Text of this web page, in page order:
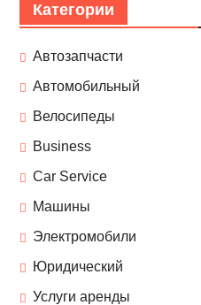
Категории
Автозапчасти
Автомобильный
Велосипеды
Business
Car Service
Машины
Электромобили
Юридический
Услуги аренды